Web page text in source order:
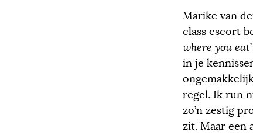
Marike van
class escort
where you eat
in je
regel. Ik run
zo’n zestig
zit. Maar een